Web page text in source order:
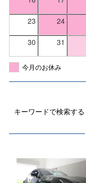
23 24
30 31
今月のお休み